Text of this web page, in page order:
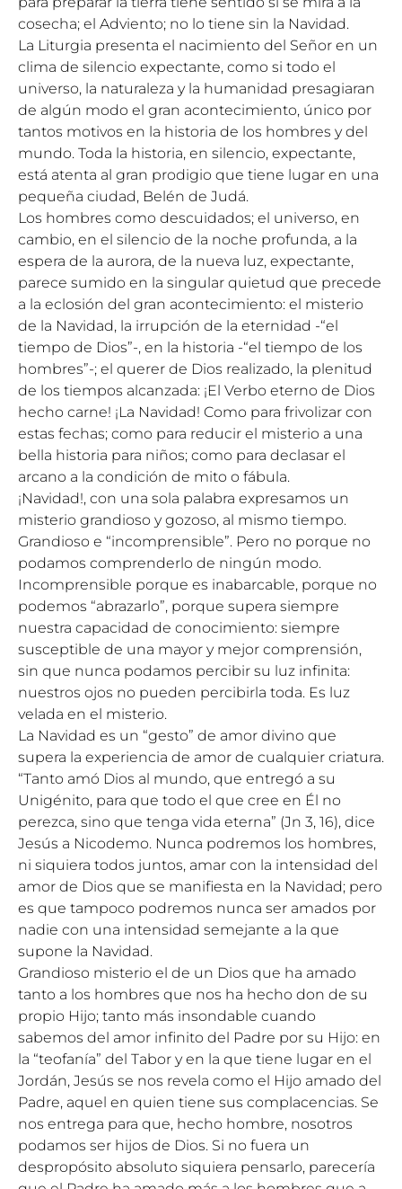
cosecha; el Adviento; no lo tiene sin la Navidad.
La Liturgia presenta el nacimiento del Señor en un
clima de silencio expectante, como si todo el
universo, la naturaleza y la humanidad presagiaran
de algún modo el gran acontecimiento, único por
tantos motivos en la historia de los hombres y del
mundo. Toda la historia, en silencio, expectante,
está atenta al gran prodigio que tiene lugar en una
pequeña ciudad, Belén de Judá.
Los hombres como descuidados; el universo, en
cambio, en el silencio de la noche profunda, a la
espera de la aurora, de la nueva luz, expectante,
parece sumido en la singular quietud que precede
a la eclosión del gran acontecimiento: el misterio
de la Navidad, la irrupción de la eternidad -“el
tiempo de Dios”-, en la historia -“el tiempo de los
hombres”-; el querer de Dios realizado, la plenitud
de los tiempos alcanzada: ¡El Verbo eterno de Dios
hecho carne! ¡La Navidad! Como para frivolizar con
estas fechas; como para reducir el misterio a una
bella historia para niños; como para declasar el
arcano a la condición de mito o fábula.
¡Navidad!, con una sola palabra expresamos un
misterio grandioso y gozoso, al mismo tiempo.
Grandioso e “incomprensible”. Pero no porque no
podamos comprenderlo de ningún modo.
Incomprensible porque es inabarcable, porque no
podemos “abrazarlo”, porque supera siempre
nuestra capacidad de conocimiento: siempre
susceptible de una mayor y mejor comprensión,
sin que nunca podamos percibir su luz infinita:
nuestros ojos no pueden percibirla toda. Es luz
velada en el misterio.
La Navidad es un “gesto” de amor divino que
supera la experiencia de amor de cualquier criatura.
“Tanto amó Dios al mundo, que entregó a su
Unigénito, para que todo el que cree en Él no
perezca, sino que tenga vida eterna” (Jn 3, 16), dice
Jesús a Nicodemo. Nunca podremos los hombres,
ni siquiera todos juntos, amar con la intensidad del
amor de Dios que se manifiesta en la Navidad; pero
es que tampoco podremos nunca ser amados por
nadie con una intensidad semejante a la que
supone la Navidad.
Grandioso misterio el de un Dios que ha amado
tanto a los hombres que nos ha hecho don de su
propio Hijo; tanto más insondable cuando
sabemos del amor infinito del Padre por su Hijo: en
la “teofanía” del Tabor y en la que tiene lugar en el
Jordán, Jesús se nos revela como el Hijo amado del
Padre, aquel en quien tiene sus complacencias. Se
nos entrega para que, hecho hombre, nosotros
podamos ser hijos de Dios. Si no fuera un
despropósito absoluto siquiera pensarlo, parecería